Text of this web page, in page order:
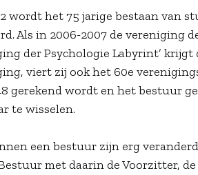
wordt het 75 jarige bestaan van
Als in 2006-2007 de vereniging
der Psychologie Labyrint’ krijgt
viert zij ook het 60e
gerekend wordt en het bestuur
te wisselen.
een bestuur zijn erg
met daarin de Voorzitter, de